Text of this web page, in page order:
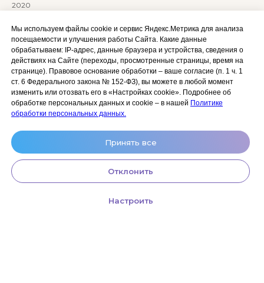
Мы используем файлы cookie и сервис Яндекс.Метрика для анализа
посещаемости и улучшения работы Сайта. Какие данные
обрабатываем: IP‑адрес, данные браузера и устройства, сведения о
действиях на Сайте (переходы, просмотренные страницы, время на
странице). Правовое основание обработки – ваше согласие (п. 1 ч. 1
ст. 6 Федерального закона № 152‑ФЗ), вы можете в любой момент
изменить или отозвать его в «Настройках cookie». Подробнее об
обработке персональных данных и cookie – в нашей Политике
обработки персональных данных.
Принять все
Отклонить
Настроить
2020
ANKRYONK
Акции и скидки
Оплата, доставка и возврат
Сотрудничество
Личный кабинет (Обучение)
Политика
конфиденциальности
Согласие на обработку
персональных данных
космецевтики